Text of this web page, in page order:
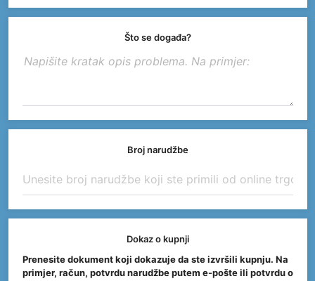
Što se događa?
Broj narudžbe
Dokaz o kupnji
Prenesite dokument koji dokazuje da ste izvršili kupnju. Na
primjer, račun, potvrdu narudžbe putem e-pošte ili potvrdu o